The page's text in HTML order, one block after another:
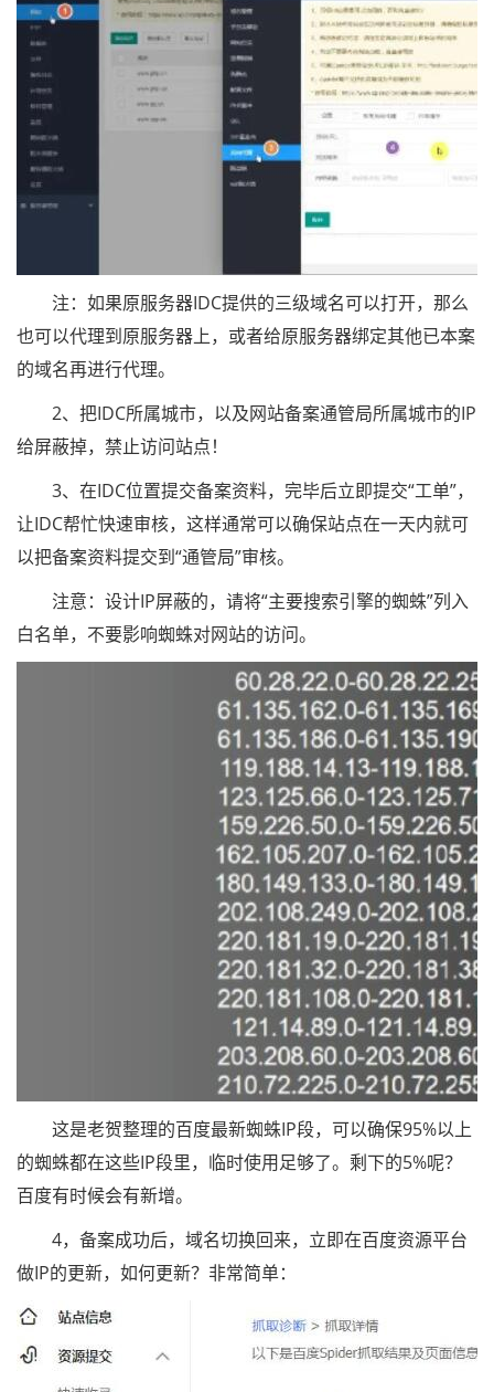
注：如果原服务器IDC提供的三级域名可以打开，那么
也可以代理到原服务器上，或者给原服务器绑定其他已本案
的域名再进行代理。
2、把IDC所属城市，以及网站备案通管局所属城市的IP
给屏蔽掉，禁止访问站点！
3、在IDC位置提交备案资料，完毕后立即提交“工单”，
让IDC帮忙快速审核，这样通常可以确保站点在一天内就可
以把备案资料提交到“通管局”审核。
注意：设计IP屏蔽的，请将“主要搜索引擎的蜘蛛”列入
白名单，不要影响蜘蛛对网站的访问。
这是老贺整理的百度最新蜘蛛IP段，可以确保95%以上
的蜘蛛都在这些IP段里，临时使用足够了。剩下的5%呢？
百度有时候会有新增。
4，备案成功后，域名切换回来，立即在百度资源平台
做IP的更新，如何更新？非常简单：